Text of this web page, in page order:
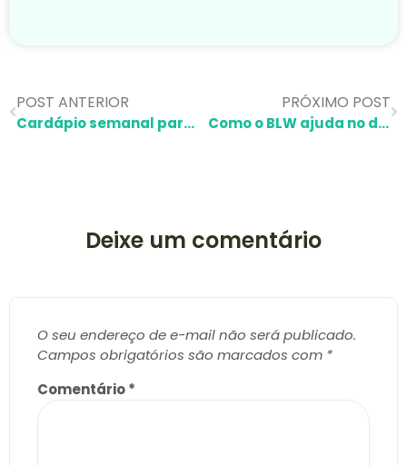
POST ANTERIOR
Cardápio semanal para bebê de 6 meses: dicas para montar
PRÓXIMO POST
Como o BLW ajuda no desenvolvimento da mastigação do bebê: um guia para iniciar essa jornada!
Deixe um comentário
O seu endereço de e-mail não será publicado.
Campos obrigatórios são marcados com *
Comentário*